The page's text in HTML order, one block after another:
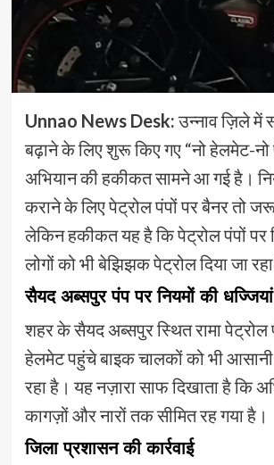
Unnao News Desk:उन्नाव ज़िले में
बढ़ाने के लिए शुरू किए गए “नो हेलमेट-नो
अभियान की हकीकत सामने आ गई है।
कराने के लिए पेट्रोल पंपों पर बैनर तो
लेकिन हकीकत यह है कि पेट्रोल पंपों पर
लोगों को भी बेझिझक पेट्रोल दिया जा
सैयद अब्सपुर पंप पर नियमों की धज्जियां
शहर के सैयद अब्सपुर स्थित रामा पेट्रोल
हेलमेट पहुंचे बाइक चालकों को भी
रहा है। यह नज़ारा साफ दिखाता है कि
कागज़ों और नारों तक सीमित रह गया है।
जिला प्रशासन की कार्रवाई